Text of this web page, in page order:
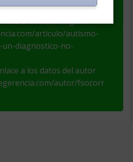
al artículo original
articulo/autismo-
diagnostico-no-
a los datos del autor
autor/fsocorr